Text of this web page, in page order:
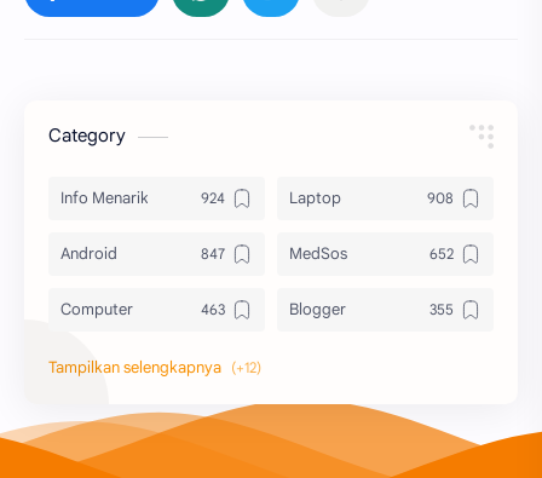
Category
Info Menarik Laptop
Android MedSos
Computer Blogger
Komputer
Printer